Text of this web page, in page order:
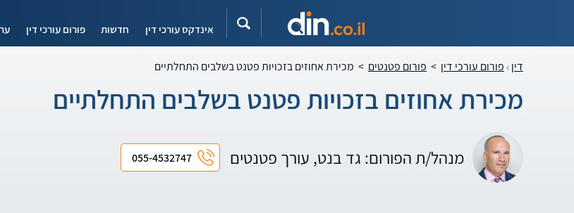
אינדקס עורכי דין חדשות פורום עורכי דין
דין פורום עורכי דין > פורום פטנטים > מכירת אחוזים בזכויות פטנט בשלבים התחלתיים
מכירת אחוזים בזכויות פטנט בשלבים התחלתיים
מנהל/ת הפורום: גד בנט, עורך פטנטים 055-4532747